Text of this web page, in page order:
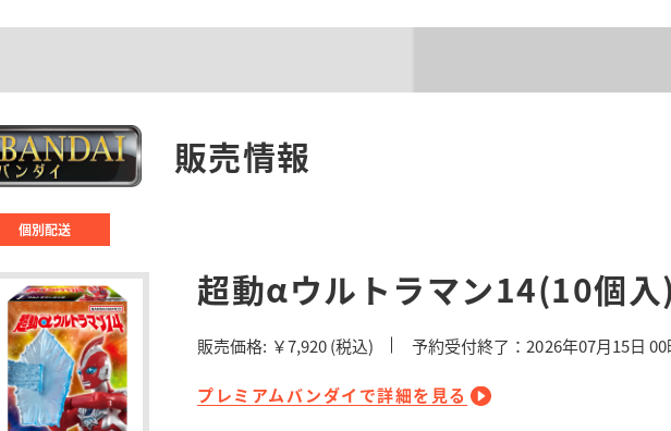
販売情報
個別配送
超動αウルトラマン14(10個
販売価格: ￥7,920(税込) 予約受付終了：2026年07月15日
プレミアムバンダイで詳細を見る